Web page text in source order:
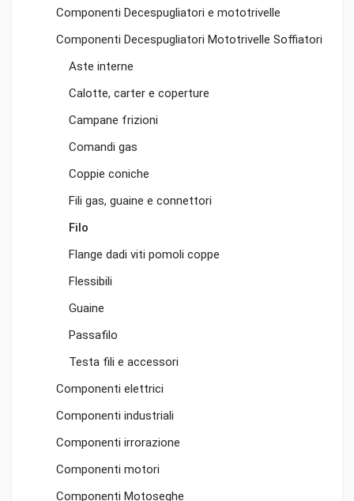
Componenti Decespugliatori e mototrivelle
Componenti Decespugliatori Mototrivelle Soffiatori
Aste interne
Calotte, carter e coperture
Campane frizioni
Comandi gas
Coppie coniche
Fili gas, guaine e connettori
Filo
Flange dadi viti pomoli coppe
Flessibili
Guaine
Passafilo
Testa fili e accessori
Componenti elettrici
Componenti industriali
Componenti irrorazione
Componenti motori
Componenti Motoseghe